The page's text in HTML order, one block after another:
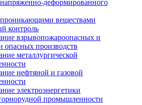
деформированного
веществами
контроль
взрывопожароопасных и
опасных производств
металлургической
нефтяной и газовой
электроэнергетики
промышленности